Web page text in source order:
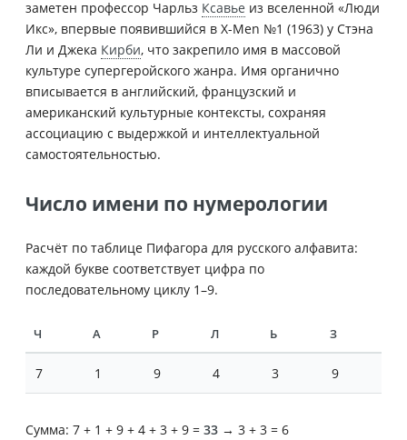
заметен профессор Чарльз Ксавье из вселенной «Люди
Икс», впервые появившийся в X-Men №1 (1963) у Стэна
Ли и Джека Кирби, что закрепило имя в массовой
культуре супергеройского жанра. Имя органично
вписывается в английский, французский и
американский культурные контексты, сохраняя
ассоциацию с выдержкой и интеллектуальной
самостоятельностью.
Число имени по нумерологии
Расчёт по таблице Пифагора для русского алфавита:
каждой букве соответствует цифра по
последовательному циклу 1–9.
Ч А Р Л Ь З
7 1 9 4 3 9
Сумма: 7 + 1 + 9 + 4 + 3 + 9 = 33 → 3 + 3 = 6